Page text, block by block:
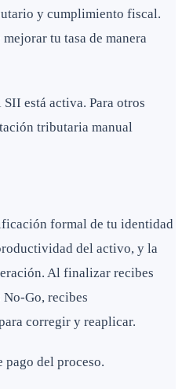
y cumplimiento fiscal.
tu tasa de manera
está activa. Para otros
tributaria manual
formal de tu identidad
del activo, y la
Al finalizar recibes
Go, recibes
corregir y reaplicar.
pago del proceso.